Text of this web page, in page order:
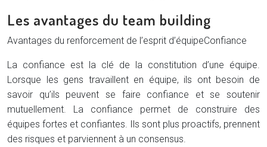
Les avantages du team building
Avantages du renforcement de l’esprit d’équipeConfiance
La confiance est la clé de la constitution d’une équipe.
Lorsque les gens travaillent en équipe, ils ont besoin de
savoir qu’ils peuvent se faire confiance et se soutenir
mutuellement. La confiance permet de construire des
équipes fortes et confiantes. Ils sont plus proactifs, prennent
des risques et parviennent à un consensus.